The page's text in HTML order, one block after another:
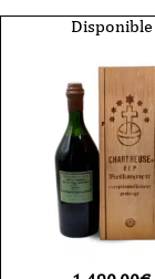
-
liqueur
100
Disponible